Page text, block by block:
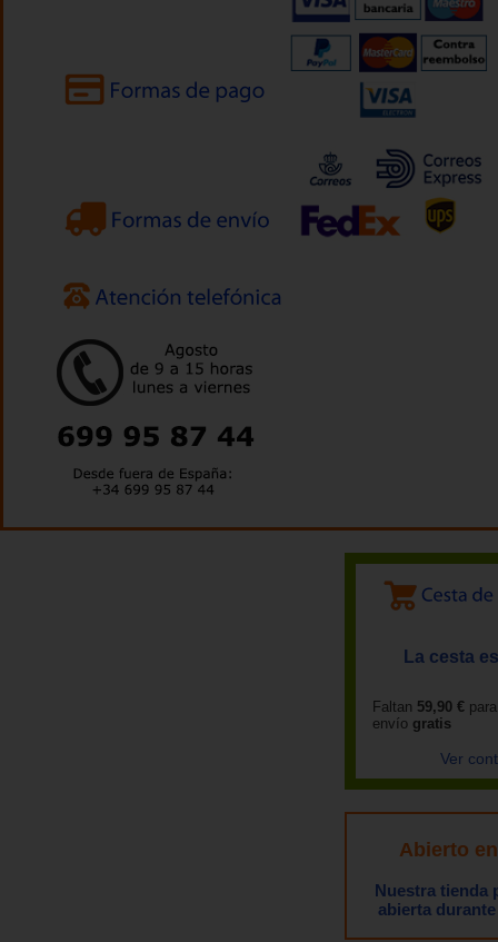
La cesta
Faltan 59,90 €
envío gratis
Ver
Abierto
Nuestra tienda
abierta